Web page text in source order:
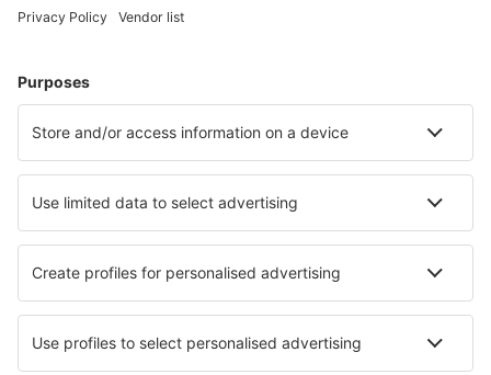
Cazarea preferată
Cele mai căutate cazări de către utilizatorii eSky
Cazare în China - Orașe populare
Cazare în Shanghai Cazare în Shenzhen
Cazare în Guangzhou Cazare în Baishan